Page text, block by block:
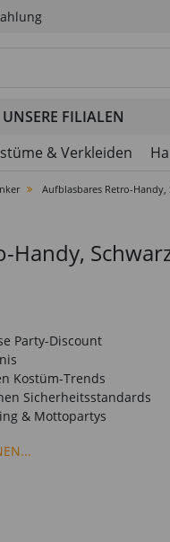
UNSERE FILIALEN
& Verkleiden
Aufblasbares Retro-Handy,
Handy,
Party-Discount
Kostüm-Trends
Sicherheitsstandards
& Mottopartys